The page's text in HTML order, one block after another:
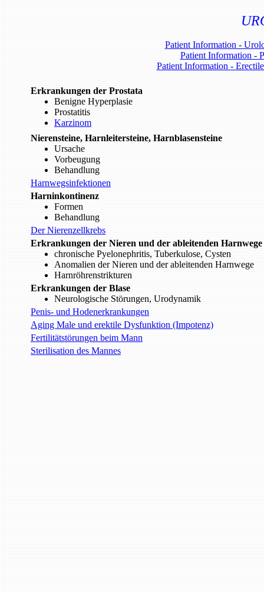
Patient Information -
Patient Information -
Patient Information -
Erkrankungen der Prostata
Benigne Hyperplasie
Prostatitis
Karzinom
Nierensteine, Harnleitersteine, Harnblasensteine
Ursache
Vorbeugung
Behandlung
Harnwegsinfektionen
Harninkontinenz
Formen
Behandlung
Der Nierenzellkrebs
Erkrankungen der Nieren und der ableitenden Harnwege
chronische Pyelonephritis, Tuberkulose, Cysten
Anomalien der Nieren und der ableitenden Harnwege
Harnröhrenstrikturen
Erkrankungen der Blase
Neurologische Störungen, Urodynamik
Penis- und Hodenerkrankungen
Aging Male und erektile Dysfunktion (Impotenz)
Fertilitätstörungen beim Mann
Sterilisation des Mannes